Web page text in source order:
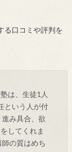
る口コミや評判を
は、生徒1人
という人が付
み具合、欲
してくれま
の質はめち